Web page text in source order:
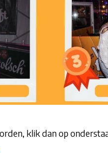
klik dan op